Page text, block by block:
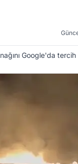
Google'da